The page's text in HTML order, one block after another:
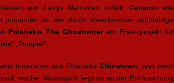
von Langs Memoiren zufällt. Genauso wie
jemanden ist, der durch unverkennbar schmutzige
Polanskis The Ghostwriter ein Ersatzprojekt für
„Pompeii“.
Inspiration aus PolanskisChinatown , was nach
mache. Womöglich liegt es an der Enttäuschung